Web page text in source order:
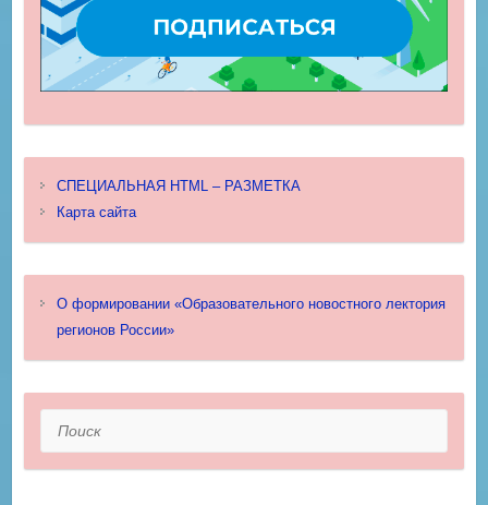
СПЕЦИАЛЬНАЯ HTML – РАЗМЕТКА
Карта сайта
О формировании «Образовательного новостного лектория
регионов России»
Поиск